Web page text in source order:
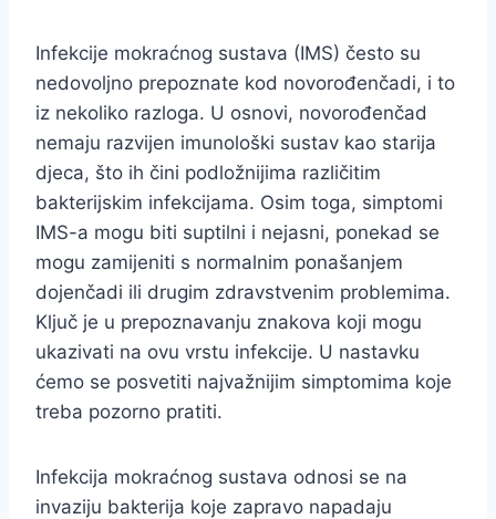
Infekcije mokraćnog sustava (IMS) često su
nedovoljno prepoznate kod novorođenčadi, i to
iz nekoliko razloga. U osnovi, novorođenčad
nemaju razvijen imunološki sustav kao starija
djeca, što ih čini podložnijima različitim
bakterijskim infekcijama. Osim toga, simptomi
IMS-a mogu biti suptilni i nejasni, ponekad se
mogu zamijeniti s normalnim ponašanjem
dojenčadi ili drugim zdravstvenim problemima.
Ključ je u prepoznavanju znakova koji mogu
ukazivati na ovu vrstu infekcije. U nastavku
ćemo se posvetiti najvažnijim simptomima koje
treba pozorno pratiti.
Infekcija mokraćnog sustava odnosi se na
invaziju bakterija koje zapravo napadaju